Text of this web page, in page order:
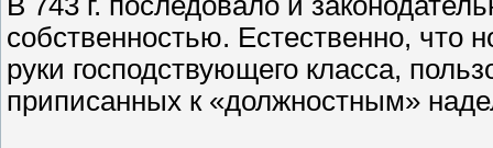
собственностью. Естественно,
руки господствующего класса,
приписанных к «должностным»